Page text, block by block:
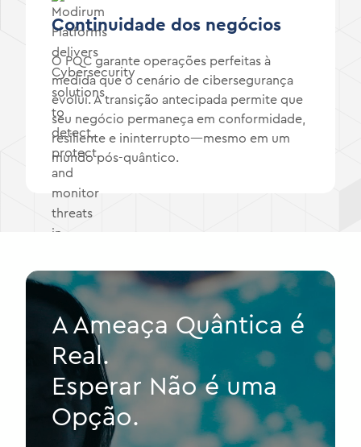
Continuidade dos negócios
O PQC garante operações perfeitas à
medida que o cenário de cibersegurança
evolui. A transição antecipada permite que
seu negócio permaneça em conformidade,
resiliente e ininterrupto—mesmo em um
mundo pós-quântico.
A Ameaça Quântica é
Real.
Esperar Não é uma
Opção.